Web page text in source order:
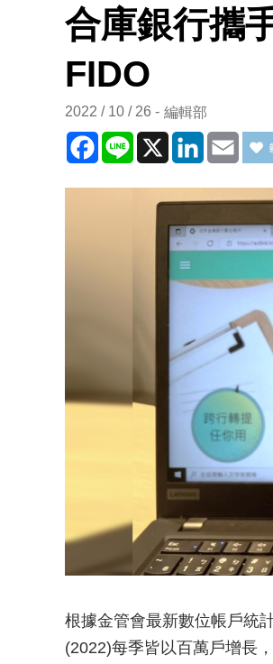
合庫銀行攜
FIDO
2022 / 10 / 26 編輯部
Facebook
Line X LinkedIn
根據金管會最新數位帳戶統
(2022)每季皆以百萬戶增長